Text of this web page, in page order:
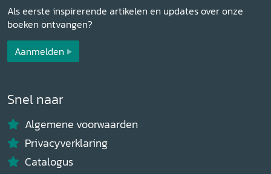
Als eerste inspirerende artikelen en updates over onze
boeken ontvangen?
Aanmelden
Snel naar
Algemene voorwaarden
Privacyverklaring
Catalogus